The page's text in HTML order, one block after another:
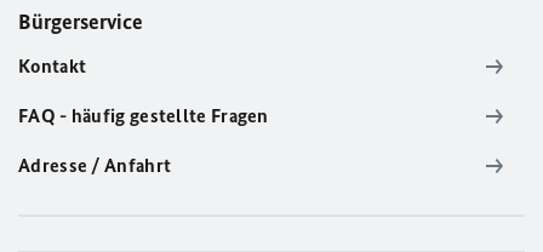
Bürgerservice
Kontakt
FAQ - häufig gestellte Fragen
Adresse / Anfahrt